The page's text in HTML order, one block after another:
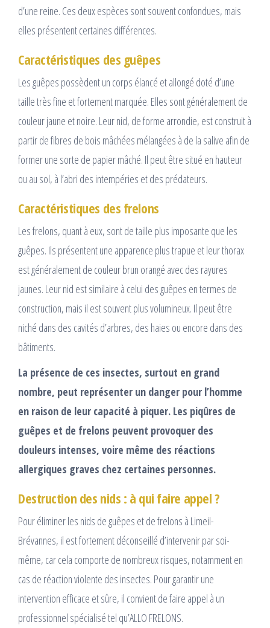
d’une reine. Ces deux espèces sont souvent confondues, mais
elles présentent certaines différences.
Caractéristiques des guêpes
Les guêpes possèdent un corps élancé et allongé doté d’une
taille très fine et fortement marquée. Elles sont généralement de
couleur jaune et noire. Leur nid, de forme arrondie, est construit à
partir de fibres de bois mâchées mélangées à de la salive afin de
former une sorte de papier mâché. Il peut être situé en hauteur
ou au sol, à l’abri des intempéries et des prédateurs.
Caractéristiques des frelons
Les frelons, quant à eux, sont de taille plus imposante que les
guêpes. Ils présentent une apparence plus trapue et leur thorax
est généralement de couleur brun orangé avec des rayures
jaunes. Leur nid est similaire à celui des guêpes en termes de
construction, mais il est souvent plus volumineux. Il peut être
niché dans des cavités d’arbres, des haies ou encore dans des
bâtiments.
La présence de ces insectes, surtout en grand
nombre, peut représenter un danger pour l’homme
en raison de leur capacité à piquer. Les piqûres de
guêpes et de frelons peuvent provoquer des
douleurs intenses, voire même des réactions
allergiques graves chez certaines personnes.
Destruction des nids : à qui faire appel ?
Pour éliminer les nids de guêpes et de frelons à Limeil-
Brévannes, il est fortement déconseillé d’intervenir par soi-
même, car cela comporte de nombreux risques, notamment en
cas de réaction violente des insectes. Pour garantir une
intervention efficace et sûre, il convient de faire appel à un
professionnel spécialisé tel qu’ALLO FRELONS.